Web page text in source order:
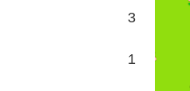
3
1